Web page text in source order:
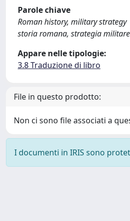
Parole chiave
Roman history, military strategy
storia romana, strategia militare
Appare nelle tipologie:
3.8 Traduzione di libro
File in questo prodotto:
Non ci sono file associati a
I documenti in IRIS sono